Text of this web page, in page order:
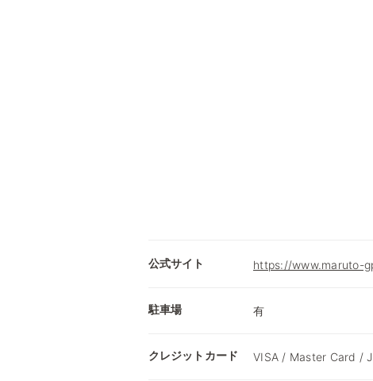
公式サイト https://www.maruto-
駐車場 有
クレジットカード VISA / Master Card /